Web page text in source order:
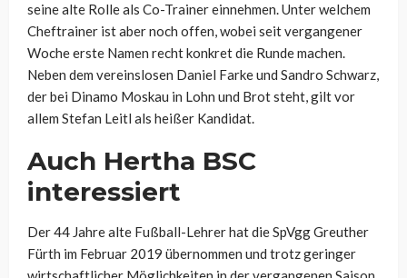
seine alte Rolle als Co-Trainer einnehmen. Unter welchem
Cheftrainer ist aber noch offen, wobei seit vergangener
Woche erste Namen recht konkret die Runde machen.
Neben dem vereinslosen Daniel Farke und Sandro Schwarz,
der bei Dinamo Moskau in Lohn und Brot steht, gilt vor
allem Stefan Leitl als heißer Kandidat.
Auch Hertha BSC
interessiert
Der 44 Jahre alte Fußball-Lehrer hat die SpVgg Greuther
Fürth im Februar 2019 übernommen und trotz geringer